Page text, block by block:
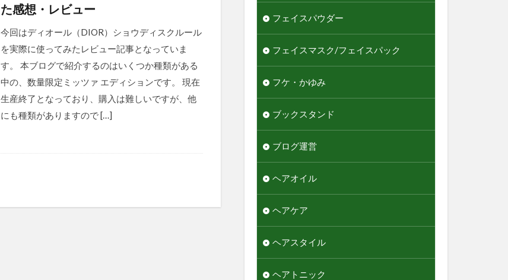
た感想・レビュー
今回はディオール（DIOR）ショウディスクルール
を実際に使ってみたレビュー記事となっていま
す。 本ブログで紹介するのはいくつか種類がある
中の、数量限定ミッツァ エディションです。 現在
生産終了となっており、購入は難しいですが、他
にも種類がありますので […]
フェイスパウダー
フェイスマスク/フェイスパック
フケ・かゆみ
ブックスタンド
ブログ運営
ヘアオイル
ヘアケア
ヘアスタイル
ヘアトニック